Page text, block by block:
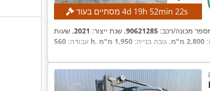
4d 19h 52min 21s
מכונה/רכב: 90621285, שנת ייצור: 2021, שעות
עבודה: 560 h 2,800 מ"מ , גובה בנייה: 1,950 מ"מ